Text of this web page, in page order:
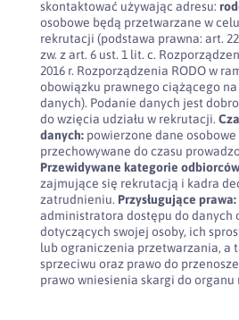
skontaktować używając adresu:
osobowe będą przetwarzane w
rekrutacji (podstawa prawna: art.
zw. z art. 6 ust. 1 lit. c.
2016 r. Rozporządzenia RODO w
obowiązku prawnego ciążącego
danych). Podanie danych jest
do wzięcia udziału w rekrutacji.
danych:powierzone dane osobowe
przechowywane do czasu
Przewidywane kategorie
zajmujące się rekrutacją i kadra
zatrudnieniu. Przysługujące prawa:
administratora dostępu do danych
dotyczących swojej osoby, ich
lub ograniczenia przetwarzania, a
sprzeciwu oraz prawo do
prawo wniesienia skargi do organu